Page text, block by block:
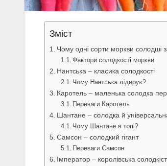
Зміст
Чому одні сорти моркви солодші
Фактори солодкості моркви
Нантська – класика солодкості
Чому Нантська лідирує?
Каротель – маленька солодка
Переваги Каротель
Шантане – солодка й
Чому Шантане в топі?
Самсон – солодкий гігант
Переваги Самсон
Імператор – королівська